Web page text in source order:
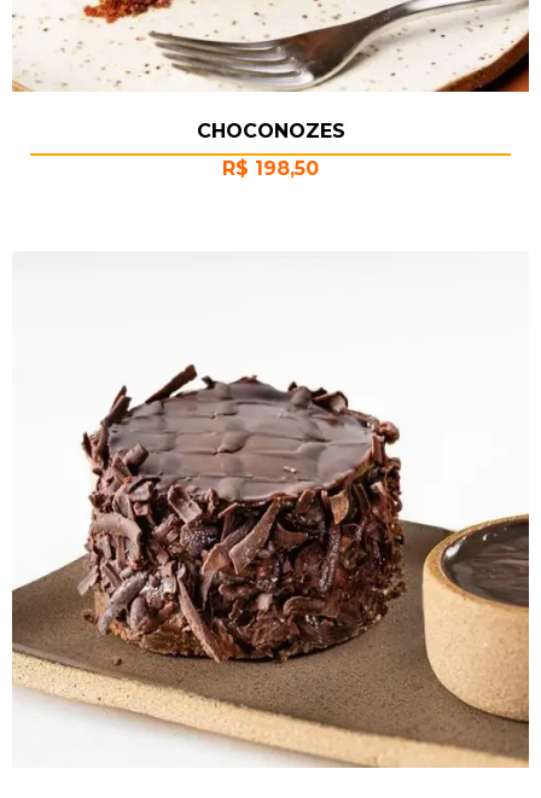
CHOCONOZES
R$ 198,50